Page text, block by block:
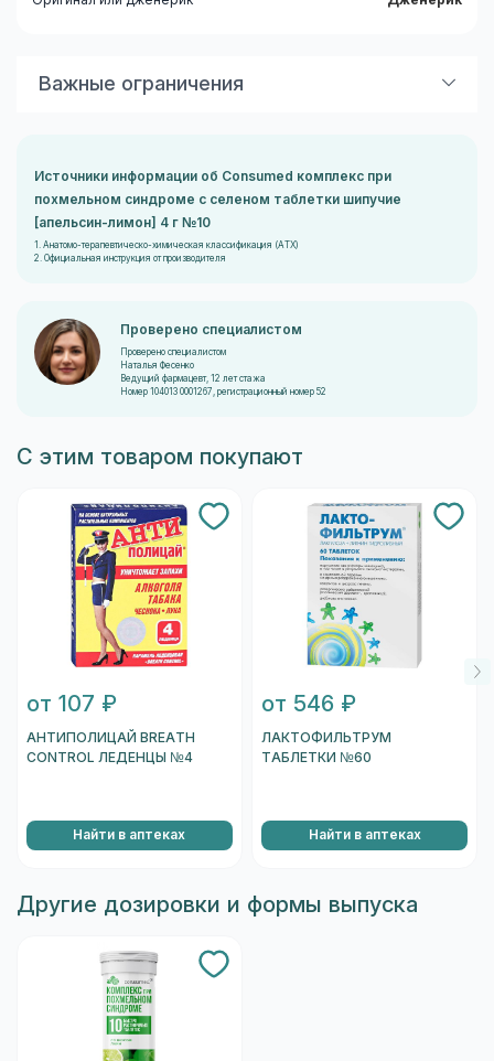
Важные ограничения
Особые указания
Данное средство является биологически активной
добавкой к пище (БАД) и не является
специалиста.
Источники информации об Consumed комплекс при
похмельном синдроме с селеном таблетки шипучие
[апельсин-лимон] 4 г №10
1. Анатомо-терапевтическо-химическая классификация (ATX)
2. Официальная инструкция от производителя
Проверено специалистом
Проверено специалистом
Наталья Фесенко
Ведущий фармацевт, 12 лет стажа
Номер 104013 0001267, регистрационный номер 52
С этим товаром покупают
от 107 ₽
АНТИПОЛИЦАЙ BREATH
CONTROL ЛЕДЕНЦЫ №4
Найти в аптеках
от 546 ₽
ЛАКТОФИЛЬТРУМ
ТАБЛЕТКИ №60
Найти в аптеках
Другие дозировки и формы выпуска